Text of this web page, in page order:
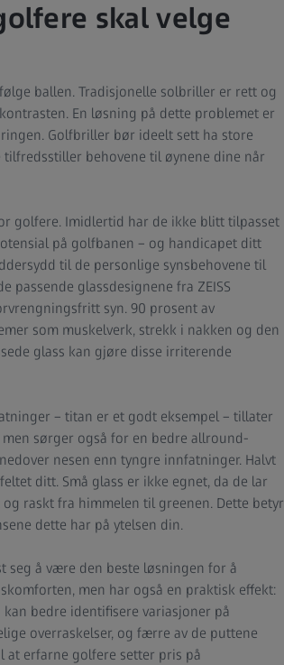
skal velge
ballen. Tradisjonelle solbriller er rett og
En løsning på dette problemet er
Golfbriller bør ideelt sett ha store
tilfredsstiller behovene til øynene dine når
golfere. Imidlertid har de ikke blitt tilpasset
på golfbanen – og handicapet ditt
til de personlige synsbehovene til
passende glassdesignene fra ZEISS
syn. 90 prosent av
som muskelverk, strekk i nakken og den
glass kan gjøre disse irriterende
– titan er et godt eksempel – tillater
sørger også for en bedre allround-
nesen enn tyngre innfatninger. Halvt
ditt. Små glass er ikke egnet, da de lar
raskt fra himmelen til greenen. Dette betyr
dette har på ytelsen din.
seg å være den beste løsningen for å
men har også en praktisk effekt:
bedre identifisere variasjoner på
overraskelser, og færre av de puttene
at erfarne golfere setter pris på